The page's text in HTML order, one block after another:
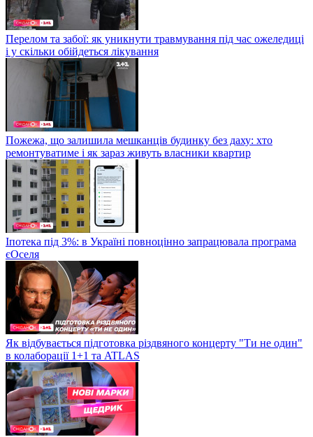
Перелом та забої: як уникнути травмування під час ожеледиці
і у скільки обійдеться лікування
Пожежа, що залишила мешканців будинку без даху: хто
ремонтуватиме і як зараз живуть власники квартир
Іпотека під 3%: в Україні повноцінно запрацювала програма
єОселя
Як відбувається підготовка різдвяного концерту "Ти не один"
в колаборації 1+1 та ATLAS